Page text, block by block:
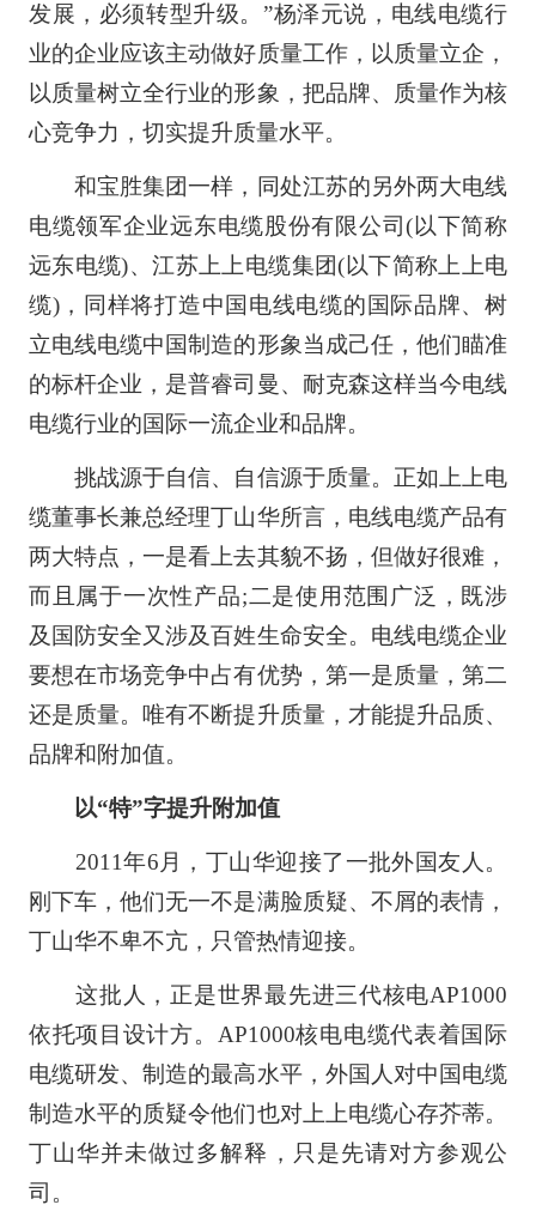
发展，必须转型升级。”杨泽元说，电线电缆行
业的企业应该主动做好质量工作，以质量立企，
以质量树立全行业的形象，把品牌、质量作为核
心竞争力，切实提升质量水平。
和宝胜集团一样，同处江苏的另外两大电线
电缆领军企业远东电缆股份有限公司(以下简称
远东电缆)、江苏上上电缆集团(以下简称上上电
缆)，同样将打造中国电线电缆的国际品牌、树
立电线电缆中国制造的形象当成己任，他们瞄准
的标杆企业，是普睿司曼、耐克森这样当今电线
电缆行业的国际一流企业和品牌。
挑战源于自信、自信源于质量。正如上上电
缆董事长兼总经理丁山华所言，电线电缆产品有
两大特点，一是看上去其貌不扬，但做好很难，
而且属于一次性产品;二是使用范围广泛，既涉
及国防安全又涉及百姓生命安全。电线电缆企业
要想在市场竞争中占有优势，第一是质量，第二
还是质量。唯有不断提升质量，才能提升品质、
品牌和附加值。
以“特”字提升附加值
2011年6月，丁山华迎接了一批外国友人。
刚下车，他们无一不是满脸质疑、不屑的表情，
丁山华不卑不亢，只管热情迎接。
这批人，正是世界最先进三代核电AP1000
依托项目设计方。AP1000核电电缆代表着国际
电缆研发、制造的最高水平，外国人对中国电缆
制造水平的质疑令他们也对上上电缆心存芥蒂。
丁山华并未做过多解释，只是先请对方参观公
司。